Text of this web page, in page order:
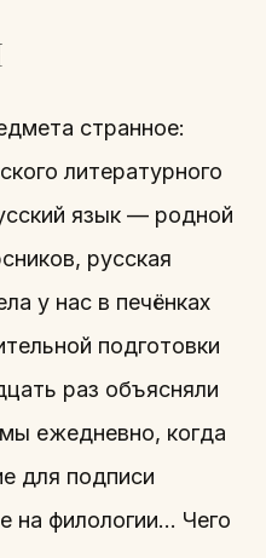
странное:
литературного
язык — родной
русская
у нас в печёнках
подготовки
раз объясняли
ежедневно, когда
для подписи
на филологии… Чего